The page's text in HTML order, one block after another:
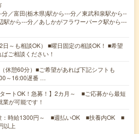
分／富田(栃木県)駅から---分／東武和泉駅から--
駅から---分／あしかがフラワーパーク駅から---
日～も相談OK） ■曜日固定の相談OK！ ■希望
ご相談ください！
休憩60分）■ご希望があれば下記シフトも
～16:00遅番 …
タートOK！急募！】2カ月～ ■ご応募から最短
が可能です！
：時給1300円～ ■週払いOK ■扶養内OK ■
以上